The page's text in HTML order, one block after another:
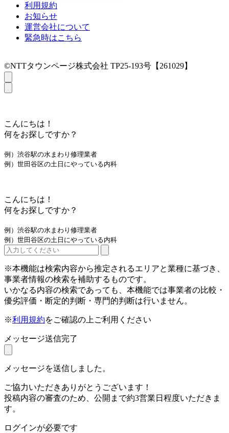
利用規約
お知らせ
運営会社について
緊急時はこちら
©NTTタウンページ株式会社 TP25-193号【261029】
こんにちは！
何をお探しですか？
例）渋谷駅の水まわり修理業者
例）世田谷区の土日にやっている内科
こんにちは！
何をお探しですか？
例）渋谷駅の水まわり修理業者
例）世田谷区の土日にやっている内科
※本機能は検索内容から推定されるエリアと業種に基づき、
事業者情報の検索を補助するものです。
いかなる内容の検索であっても、本機能では事業者の比較・
優劣評価・断定的判断・専門的判断は行いません。
※利用規約をご確認の上ご利用ください
メッセージ送信完了
メッセージを送信しました。
ご協力いただきありがとうございます！
投稿内容の審査のため、公開まで約3営業日程度いただきま
す。
ログインが必要です